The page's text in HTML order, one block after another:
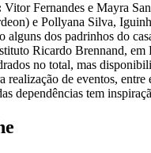
Vitor Fernandes e Mayra
e Pollyana Silva,
alguns dos padrinhos do
Ricardo Brennand, em
no total, mas
realização de eventos, entre
dependências tem